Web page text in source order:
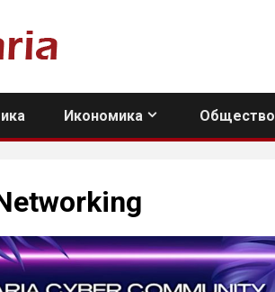
Икономика Общество